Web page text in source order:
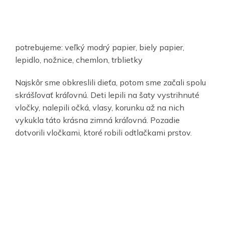
potrebujeme: veľký modrý papier, biely papier,
lepidlo, nožnice, chemlon, trblietky
Najskôr sme obkreslili dieťa, potom sme začali spolu
skrášľovať kráľovnú. Deti lepili na šaty vystrihnuté
vločky, nalepili očká, vlasy, korunku až na nich
vykukla táto krásna zimná kráľovná. Pozadie
dotvorili vločkami, ktoré robili odtlačkami prstov.